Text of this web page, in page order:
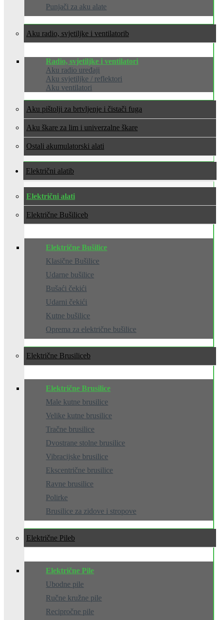
Punjači za aku alate
Aku radio, svjetiljke i ventilatori
Radio, svjetiljke i ventilatori
Aku radio uređaji
Aku svjetiljke / reflektori
Aku ventilatori
Aku pištolji za brtvljenje i čistači fuga
Aku škare za lim i univerzalne škare
Ostali akumulatorski alati
Električni alati
Električni alati
Električne Bušilice
Električne Bušilice
Klasične Bušilice
Udarne bušilice
Bušaći čekići
Udarni čekići
Kutne bušilice
Oprema za električne bušilice
Električne Brusilice
Električne Brusilice
Male kutne brusilice
Velike kutne brusilice
Tračne brusilice
Dvostrane stolne brusilice
Vibracijske brusilice
Ekscentrične brusilice
Ravne brusilice
Polirke
Brusilice za zidove i stropove
Električne Pile
Električne Pile
Ubodne pile
Ručne kružne pile
Recipročne pile